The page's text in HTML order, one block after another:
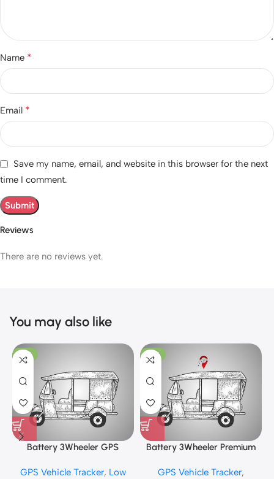
Reviews
There are no reviews yet.
Name *
Email *
Save my name, email, and website in this browser for the next
time I comment.
You may also like
-13%
Battery 3Wheeler GPS
GPS Vehicle Tracker, Low
-10%
Battery 3Wheeler Premium
GPS Vehicle Tracker,